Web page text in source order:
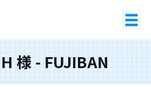
様 - FUJIBAN